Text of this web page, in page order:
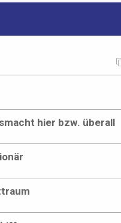
hier bzw. überall